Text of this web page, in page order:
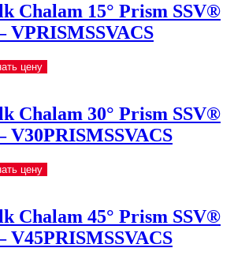
Chalam 15° Prism SSV®
цену
Chalam 30° Prism SSV®
цену
Chalam 45° Prism SSV®